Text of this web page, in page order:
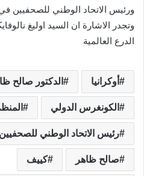
ورئيس الاتحاد الوطني للصحفيين في
وتجدر الاشارة ان السيد اوليغ
الدرع العالمية
أوكرانيا الدكتور صالح
الكونغرس الدولي
رئيس الاتحاد الوطني
صالح ظاهر كييف